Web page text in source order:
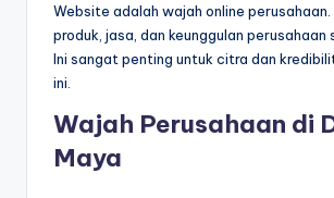
Website adalah wajah online perusahaan.
produk, jasa, dan keunggulan
Ini sangat penting untuk citra dan
ini.
Wajah Perusahaan di
Maya